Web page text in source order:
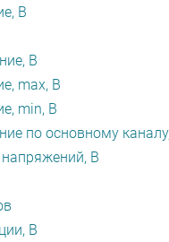
В
В
max, В
min, В
по основному
В
В